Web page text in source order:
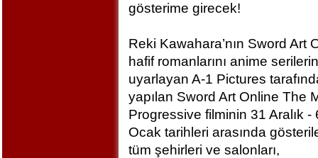
gösterime girecek!
Reki Kawahara’nın Sword Art
hafif romanlarını anime
uyarlayan A-1 Pictures
yapılan Sword Art Online The
Progressive filminin 31 Aralık -
Ocak tarihleri arasında
tüm şehirleri ve salonları,